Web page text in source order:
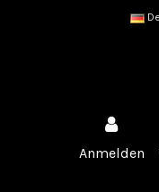
De
Anmelden